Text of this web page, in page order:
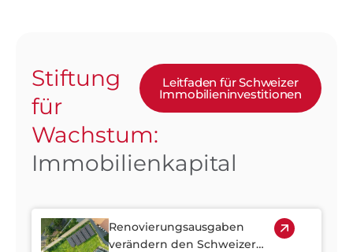
Stiftung
für
Wachstum:
Immobilienkapital
Leitfaden für Schweizer
Immobilieninvestitionen
Renovierungsausgaben
verändern den Schweizer